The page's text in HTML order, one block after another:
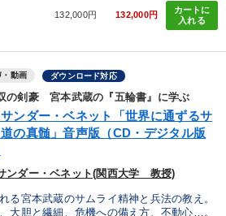
132,000円 132,000円
カートに
入れる
・動画 ダウンロード対応
の剣豪 宮本武蔵の『五輪書』に学ぶ
ンダー・ベネット「世界に通ずるサ
の真髄」音声版（CD・デジタル版
ンダー・ベネット(関西大学 教授)
る宮本武蔵のサムライ精神と兵法の教え。
大胆と繊細、危機への備え方、不動心…。